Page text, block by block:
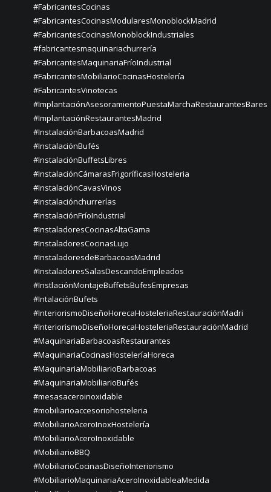
#FabricantesCocinas
#FabricantesCocinasModularesMonoblockMadrid
#FabricantesCocinasMonoblockIndustriales
#fabricantesmaquinariachurrería
#FabricantesMaquinariaFríoIndustrial
#FabricantesMobiliarioCocinasHostelería
#FabricantesVinotecas
#ImplantaciónAsesoramientoPuestaMarchaRestaurantesBares
#ImplantaciónRestaurantesMadrid
#InstalaciónBarbacoasMadrid
#InstalaciónBufés
#InstalaciónBuffetsLibres
#InstalaciónCámarasFrigoríficasHosteleria
#InstalaciónCavasVinos
#instalaciónchurrerías
#InstalaciónFríoIndustrial
#InstaladoresCocinasAltaGama
#InstaladoresCocinasLujo
#InstaladoresdeBarbacoasMadrid
#InstaladoresSalasDescandoEmpleados
#InstlaciónMontajeBuffetsBufesEmpresas
#IntalaciónBufets
#InteriorismoDiseñoHorecaHosteleriaRestauraciónMadri
#InteriorismoDiseñoHorecaHosteleriaRestauraciónMadrid
#MaquinariaBarbacoasRestaurantes
#MaquinariaCocinasHosteleríaHoreca
#MaquinariaMobiliarioBarbacoas
#MaquinariaMobiliarioBufés
#mesasaceroinoxidable
#mobiliarioaccesoriohosteleria
#MobiliarioAceroInoxHostelería
#MobiliarioAceroInoxidable
#MobiliarioBBQ
#MobiliarioCocinasDiseñoInteriorismo
#MobiliarioMaquinariaAceroInoxidableaMedida